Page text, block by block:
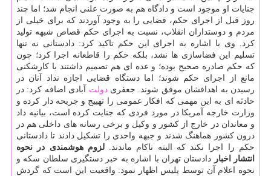
جنایات او موجود است و دادگاه هم به صورت علنی انجام شد؛ اما چند
روز قبل از اجرای حكم، فضایی را به وجود آوردند كه برای خیلی از
مردم و دوستداران انقلاب، نسبت به اجرای حكم قصاص شبهه تولید
كرد. وی با اشاره به اجرای این حكم تاكید كرد: دادستانی نه تنها
تسلیم این فضاسازی ها نشد، بلكه حكم را قاطعانه اجرا كرد؛ چون
كه حكم صادره صحیح بوده؛ و عده ای هم تصمیم داشتند با كارشكنی
مانع از اجرای حكم شوند؛ اما دستگاه قضایی اجازه نداد آنان در
رسیدن به اهدافشان موفق شوند. جعفریدولت آبادی اضافه كرد: در
حادثه ای به این مهمی كه افكار عمومی را تهییج و جریحه دار كرده و
وزارت خارجه آمریكا در مورد فردی كه جنایت كرده است، بیانیه داد
و معاندان در خارج از كشور و وكیل و برخی رسانه های داخلی هم در
درون كشور هماهنگ شدند و جبهه واحدی را تشكیل دادند تا دادستانی
حكم را اجرا نكند كه البته ناكام ماندند.لزوم هوشمندی در نحوه
انتشار اخبار دادستان تهران با اشاره به خبر دستگیری سلطان سكه و
نحوه اعلام آن توسط پلیس اظهار نمود: واقعیت این است كه گردش